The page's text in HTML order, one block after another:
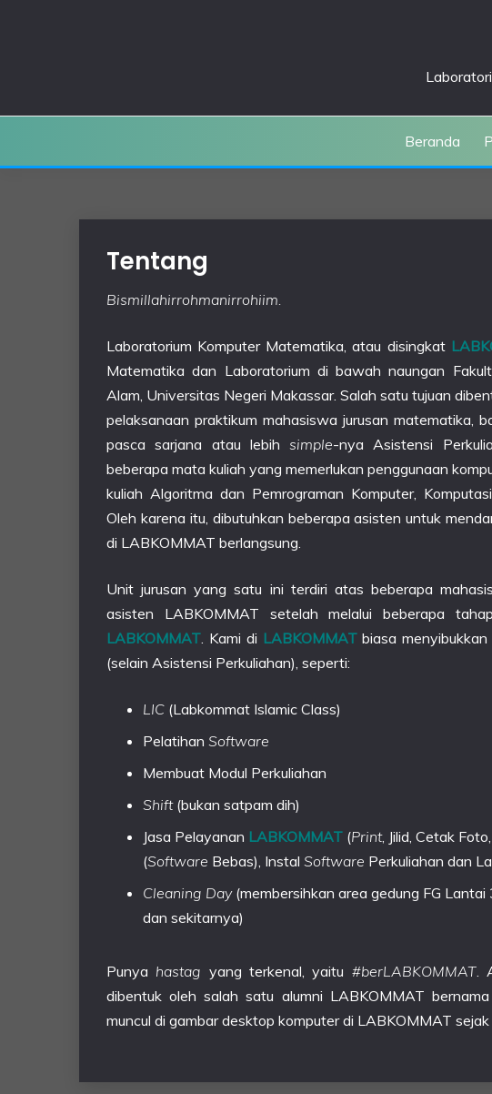
Beranda
Tentang
Bismillahirrohmanirrohiim.
Laboratorium Komputer Matematika, atau disingkat
Matematika dan Laboratorium di bawah naungan
Alam, Universitas Negeri Makassar. Salah satu tujuan
pelaksanaan praktikum mahasiswa jurusan matematika,
pasca sarjana atau lebihsimple-nya Asistensi
beberapa mata kuliah yang memerlukan penggunaan
kuliah Algoritma dan Pemrograman Komputer,
Oleh karena itu, dibutuhkan beberapa asisten untuk
di LABKOMMAT berlangsung.
Unit jurusan yang satu ini terdiri atas beberapa
asisten LABKOMMAT setelah melalui beberapa
LABKOMMAT. Kami di LABKOMMATbiasa
(selain Asistensi Perkuliahan), seperti:
LIC (Labkommat Islamic Class)
Pelatihan Software
Membuat Modul Perkuliahan
Shift (bukan satpam dih)
Jasa Pelayanan LABKOMMAT (Print, Jilid, Cetak
(Software Bebas), Instal Software Perkuliahan dan
Cleaning Day(membersihkan area gedung FG
dan sekitarnya)
Punya hastag yang terkenal, yaitu #berLABKOMMAT.
dibentuk oleh salah satu alumni LABKOMMAT
muncul di gambar desktop komputer di LABKOMMAT